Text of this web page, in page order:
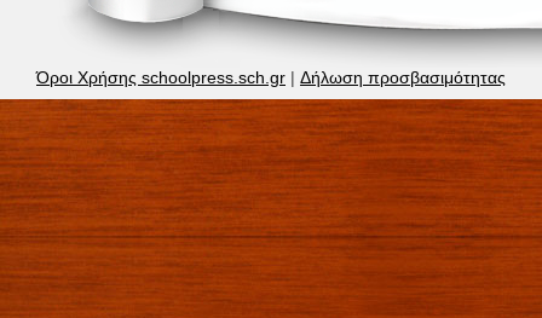
Όροι Χρήσης schoolpress.sch.gr | Δήλωση προσβασιμότητας